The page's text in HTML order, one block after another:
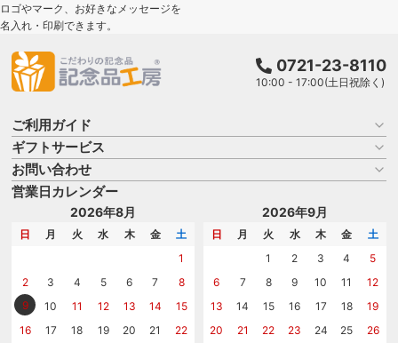
ロゴやマーク、お好きなメッセージを
名入れ・印刷できます。
0721-23-8110
10:00 - 17:00(土日祝除く)
ご利用ガイド
お買い物ガイド
よくある質問
はじめての記念品選び
記念品工房の使い方
ギフトサービス
名入れについて
のし
メッセージカード
お問い合わせ
商品選びを相談する
名入れについて相談する
カタログを請求する
営業日カレンダー
2026年8月
日 月 火 水 木 金
土
1
2
3 4 5 6 7
8
9
10 11 12 13 14
15
16
17 18 19 20 21
22
2026年9月
日 月 火 水 木 金
土
1
2 3 4
5
6
7 8 9 10 11
12
13
14 15 16 17 18
19
20
21 22 23 24 25
26